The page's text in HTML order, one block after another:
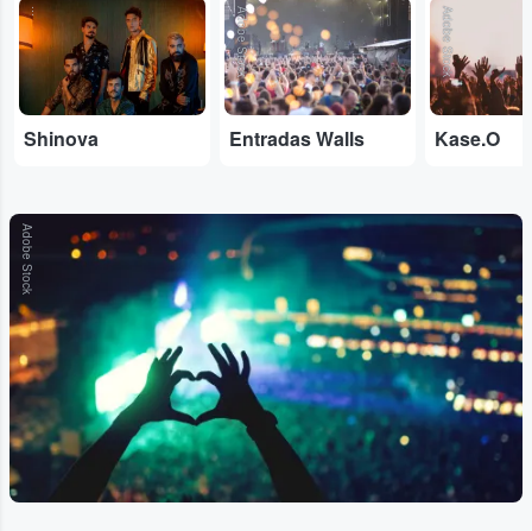
...
Shinova
Adobe Stock
Entradas Walls
Adobe Stock
Kase.O
Adobe Stock